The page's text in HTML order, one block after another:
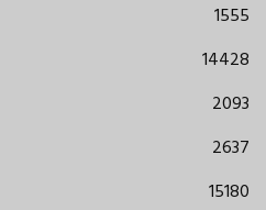
1555
14428
2093
2637
15180